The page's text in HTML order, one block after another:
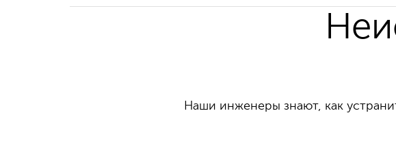
Наши инженеры знают, как